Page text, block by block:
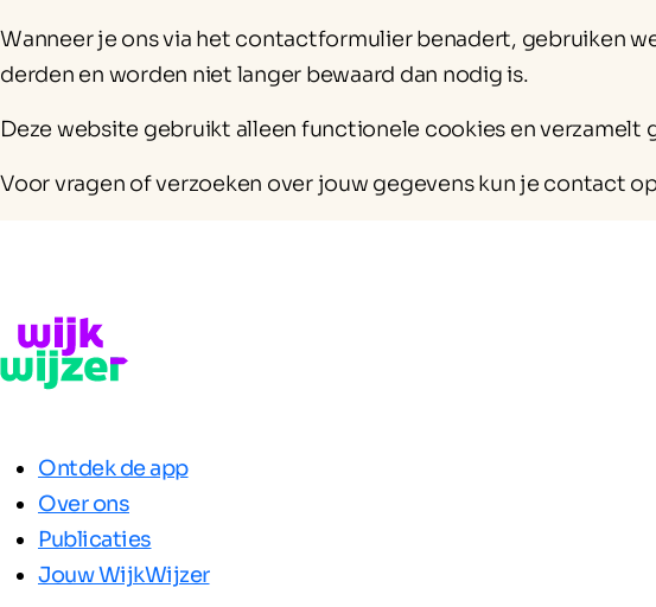
Wanneer je ons via het contactformulier benadert, gebruiken
derden en worden niet langer bewaard dan nodig is.
Deze website gebruikt alleen functionele cookies en
Voor vragen of verzoeken over jouw gegevens kun je contact
Ontdek de app
Over ons
Publicaties
Jouw WijkWijzer